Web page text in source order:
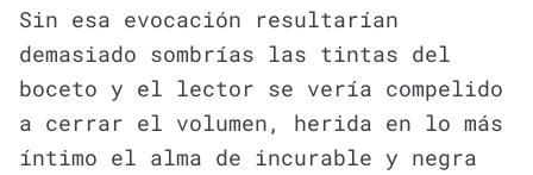
Sin esa evocación resultarían
demasiado sombrías las tintas del
boceto y el lector se vería compelido
a cerrar el volumen, herida en lo más
íntimo el alma de incurable y negra